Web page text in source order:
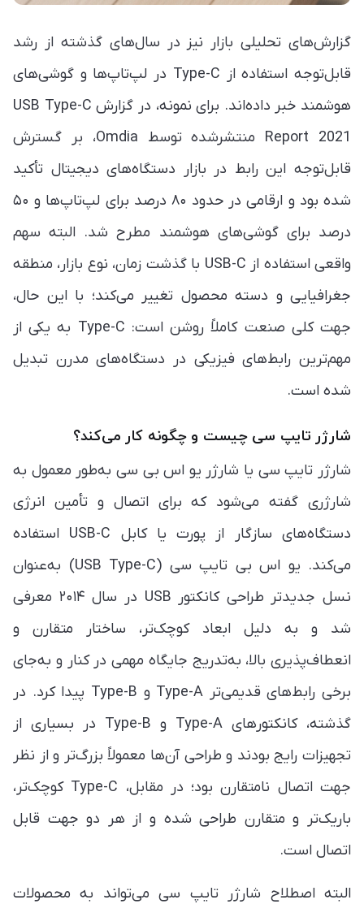
گزارش‌های تحلیلی بازار نیز در سال‌های گذشته از رشد
قابل‌توجه استفاده از Type-C در لپ‌تاپ‌ها و گوشی‌های
هوشمند خبر داده‌اند. برای نمونه، در گزارش USB Type-C
Report 2021 منتشرشده توسط Omdia، بر گسترش
قابل‌توجه این رابط در بازار دستگاه‌های دیجیتال تأکید
شده بود و ارقامی در حدود ۸۰ درصد برای لپ‌تاپ‌ها و ۵۰
درصد برای گوشی‌های هوشمند مطرح شد. البته سهم
واقعی استفاده از USB-C با گذشت زمان، نوع بازار، منطقه
جغرافیایی و دسته محصول تغییر می‌کند؛ با این حال،
جهت کلی صنعت کاملاً روشن است: Type-C به یکی از
مهم‌ترین رابط‌های فیزیکی در دستگاه‌های مدرن تبدیل
شده است.
شارژر تایپ سی چیست و چگونه کار می‌کند؟
شارژر تایپ سی یا شارژر یو اس بی سی به‌طور معمول به
شارژری گفته می‌شود که برای اتصال و تأمین انرژی
دستگاه‌های سازگار از پورت یا کابل USB-C استفاده
می‌کند. یو اس بی تایپ سی (USB Type-C) به‌عنوان
نسل جدیدتر طراحی کانکتور USB در سال ۲۰۱۴ معرفی
شد و به دلیل ابعاد کوچک‌تر، ساختار متقارن و
انعطاف‌پذیری بالا، به‌تدریج جایگاه مهمی در کنار و به‌جای
برخی رابط‌های قدیمی‌تر Type-A و Type-B پیدا کرد. در
گذشته، کانکتورهای Type-A و Type-B در بسیاری از
تجهیزات رایج بودند و طراحی آن‌ها معمولاً بزرگ‌تر و از نظر
جهت اتصال نامتقارن بود؛ در مقابل، Type-C کوچک‌تر،
باریک‌تر و متقارن طراحی شده و از هر دو جهت قابل
اتصال است.
البته اصطلاح شارژر تایپ سی می‌تواند به محصولات